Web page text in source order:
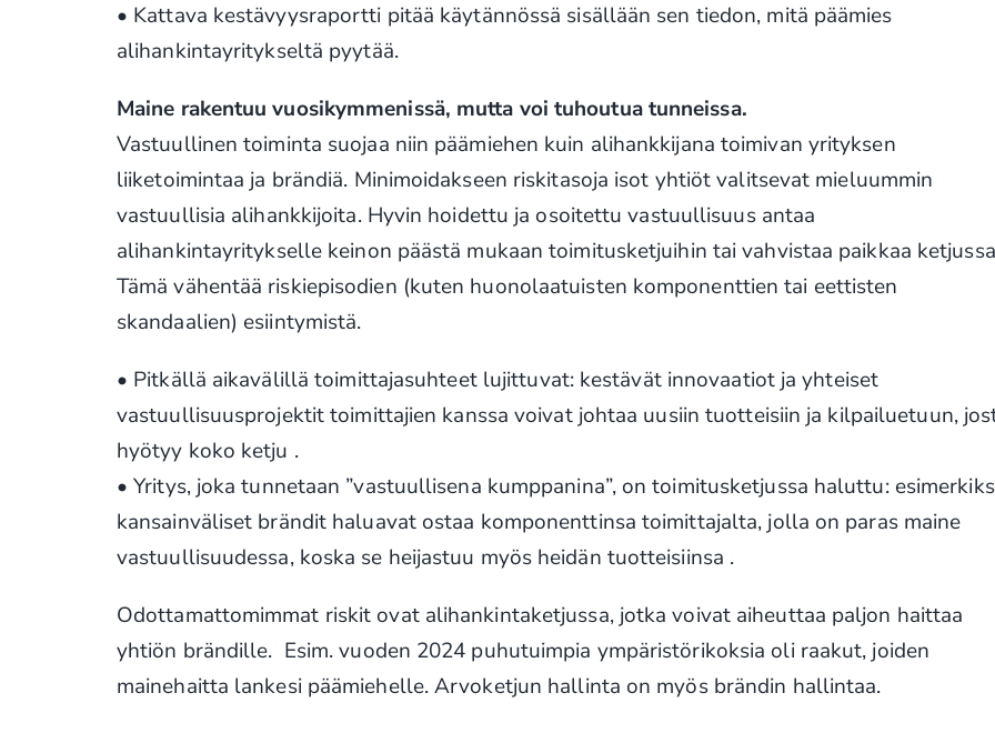
• Kattava kestävyysraportti pitää käytännössä sisällään sen tiedon, mitä päämies
alihankintayritykseltä pyytää.
Maine rakentuu vuosikymmenissä, mutta voi tuhoutua tunneissa.
Vastuullinen toiminta suojaa niin päämiehen kuin alihankkijana toimivan yrityksen
liiketoimintaa ja brändiä. Minimoidakseen riskitasoja isot yhtiöt valitsevat mieluummin
vastuullisia alihankkijoita. Hyvin hoidettu ja osoitettu vastuullisuus antaa
alihankintayritykselle keinon päästä mukaan toimitusketjuihin tai vahvistaa paikkaa
Tämä vähentää riskiepisodien (kuten huonolaatuisten komponenttien tai eettisten
skandaalien) esiintymistä.
• Pitkällä aikavälillä toimittajasuhteet lujittuvat: kestävät innovaatiot ja yhteiset
vastuullisuusprojektit toimittajien kanssa voivat johtaa uusiin tuotteisiin ja kilpailuetuun,
hyötyy koko ketju .
• Yritys, joka tunnetaan ”vastuullisena kumppanina”, on toimitusketjussa haluttu:
kansainväliset brändit haluavat ostaa komponenttinsa toimittajalta, jolla on paras maine
vastuullisuudessa, koska se heijastuu myös heidän tuotteisiinsa .
Odottamattomimmat riskit ovat alihankintaketjussa, jotka voivat aiheuttaa paljon haittaa
yhtiön brändille. Esim. vuoden 2024 puhutuimpia ympäristörikoksia oli raakut, joiden
mainehaitta lankesi päämiehelle. Arvoketjun hallinta on myös brändin hallintaa.